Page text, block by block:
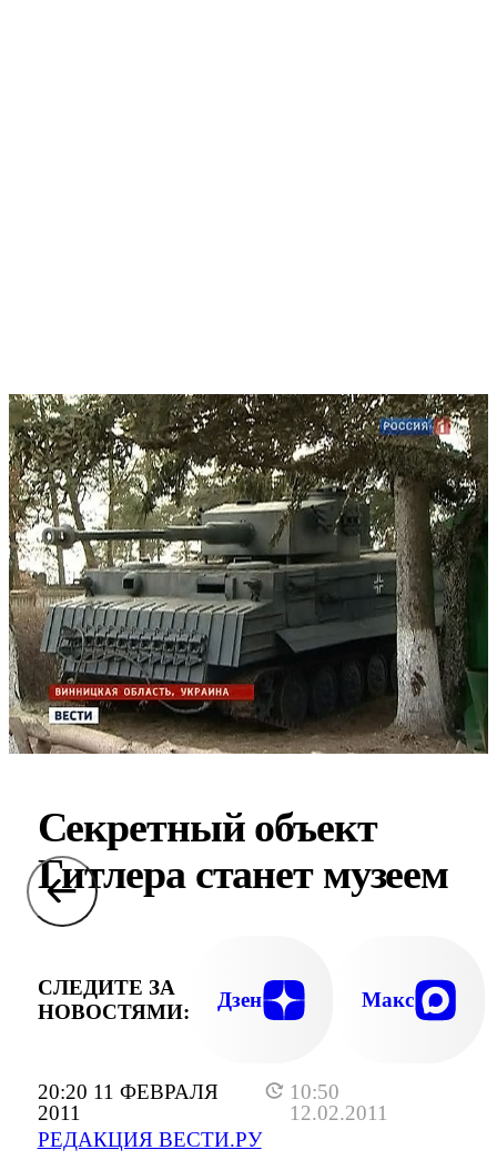
20:20 11 ФЕВРАЛЯ
2011
10:50
12.02.2011
РЕДАКЦИЯ ВЕСТИ.РУ
Секретный объект
Гитлера станет музеем
СЛЕДИТЕ ЗА
НОВОСТЯМИ:
Дзен Макс